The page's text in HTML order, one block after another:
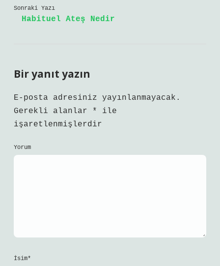
Sonraki Yazı
Habituel Ateş Nedir
Bir yanıt yazın
E-posta adresiniz yayınlanmayacak.
Gerekli alanlar
*
ile
işaretlenmişlerdir
Yorum
İsim*